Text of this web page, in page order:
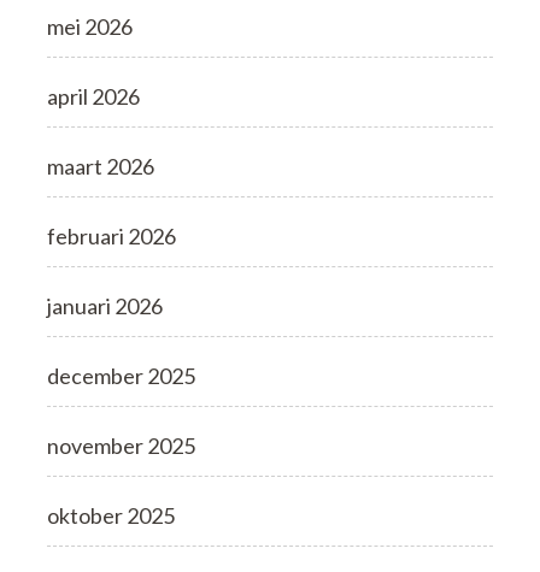
mei 2026
april 2026
maart 2026
februari 2026
januari 2026
december 2025
november 2025
oktober 2025